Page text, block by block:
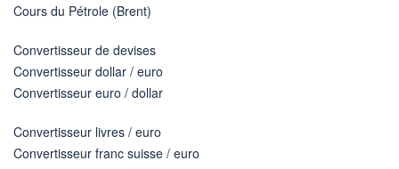
Cours du Pétrole (Brent)
Convertisseur de devises
Convertisseur dollar / euro
Convertisseur euro / dollar
Convertisseur livres / euro
Convertisseur franc suisse / euro